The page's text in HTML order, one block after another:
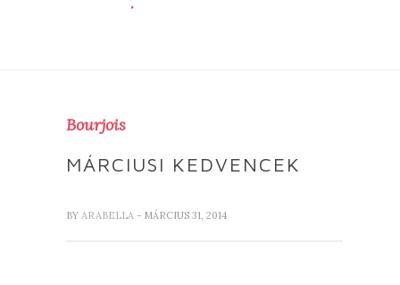
Bourjois
MÁRCIUSI KEDVENCEK
BY ARABELLA - MÁRCIUS 31, 2014